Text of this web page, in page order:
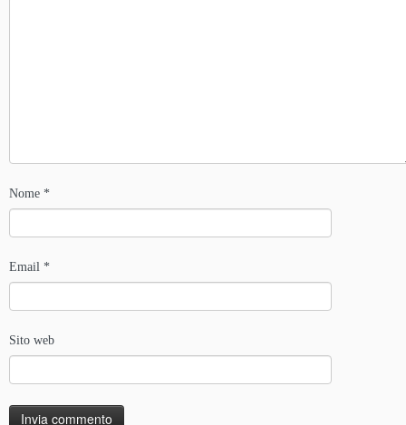
Nome *
Email *
Sito web